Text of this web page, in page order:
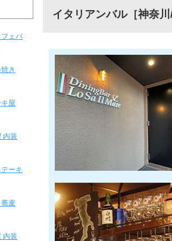
イタリアンバル［神奈
ェバ
き
屋
内装
ーキ
麦
内装